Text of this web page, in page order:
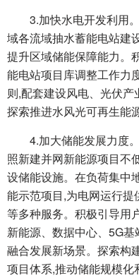
3.加快水电开发利用。
域各流域抽水蓄能电站建
提升区域储能保障能力。
能电站项目库调整工作力
则,配套建设风电、光伏
探索推进水风光可再生能
4.加大储能发展力度。
照新建并网新能源项目不
设储能设施。在负荷集中
能示范项目,为电网运行
等多种服务。积极引导用
新能源、数据中心、5G
融合发展新场景。探索构
项目体系,推动储能规模